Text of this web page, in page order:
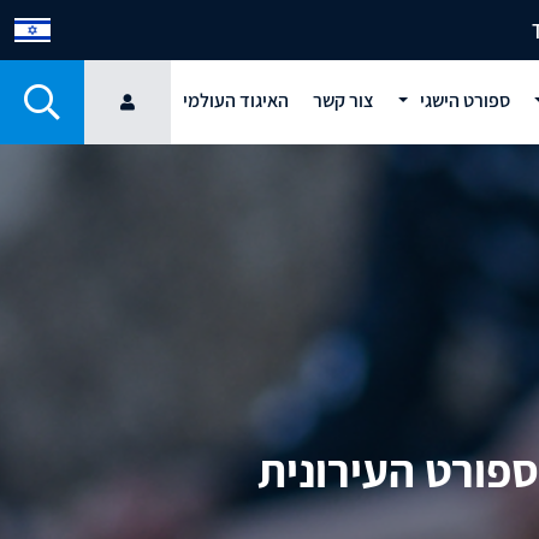
ספורט הישגי צור קשר האיגוד העולמי